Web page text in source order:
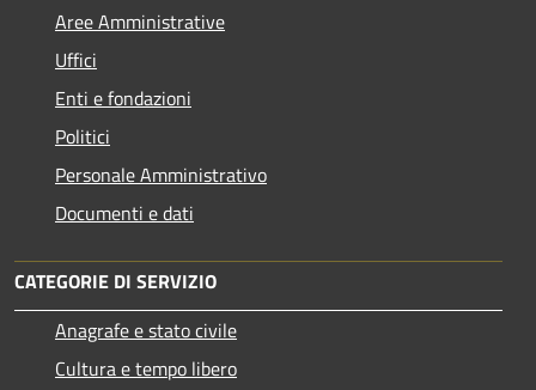
Aree Amministrative
Uffici
Enti e fondazioni
Politici
Personale Amministrativo
Documenti e dati
CATEGORIE DI SERVIZIO
Anagrafe e stato civile
Cultura e tempo libero